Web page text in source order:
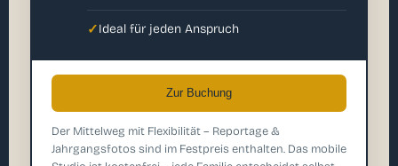
✓Ideal für jeden Anspruch
Zur Buchung
Der Mittelweg mit Flexibilität – Reportage &
Jahrgangsfotos sind im Festpreis enthalten. Das mobile